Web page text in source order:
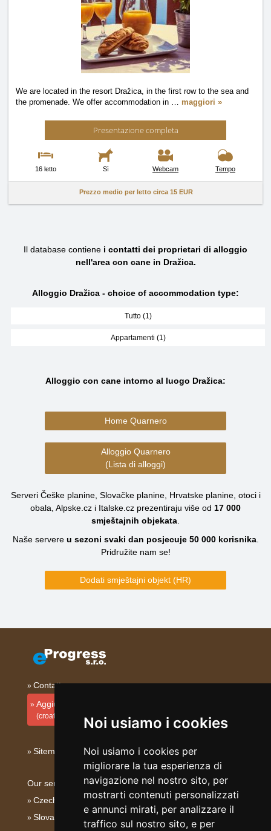
Noi usiamo i cookies
Noi usiamo i cookies per
migliorare la tua esperienza di
navigazione nel nostro sito, per
mostrarti contenuti personalizzati
e annunci mirati, per analizzare il
traffico sul nostro sito, e per
We are located in the resort Dražica, in the first row to the sea and
the promenade. We offer accommodation in … maggiori »
Presentazione completa
16 letto Sì Webcam Tempo
Prezzo medio per letto circa 15 EUR
Il database contiene i contatti dei proprietari di alloggio
nell'area con cane in Dražica.
Alloggio Dražica - choice of accommodation type:
Tutto (1)
Appartamenti (1)
Alloggio con cane intorno al luogo Dražica:
Home Quarnero
Alloggio Quarnero
(Lista di alloggi)
Serveri Češke planine, Slovačke planine, Hrvatske planine, otoci i
obala, Alpske.cz i Italske.cz prezentiraju više od 17 000
smještajnih objekata
Naše servere u sezoni svaki dan posjecuje 50 000korisnika.
Pridružite nam se!
Dodati smještajni objekt (HR)
Contatto
Aggiungi la tua sistemazione
(croato)
Sitemap
Our servers:
Czech mountains
Slovakian mountains